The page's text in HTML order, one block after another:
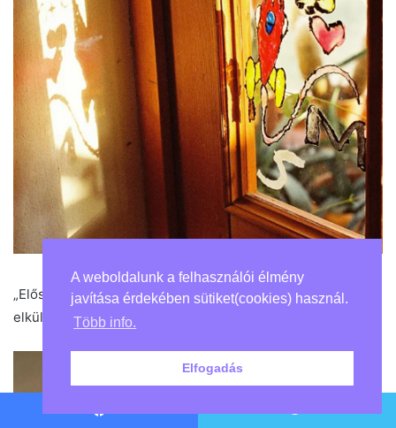
„Először ünnepeltük külön a karácsonyt, de a szüleim
elküldték a fájukat.”
A weboldalunk a felhasználói élmény
javítása érdekében sütiket(cookies) használ.
Több info.
Elfogadás